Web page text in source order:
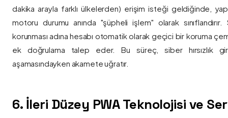
dakika arayla farklı ülkelerden) erişim isteği geldiğinde,
motoru durumu anında "şüpheli işlem" olarak sınıflandırır.
korunması adına hesabı otomatik olarak geçici bir koruma
ek doğrulama talep eder. Bu süreç, siber hırsızlık
aşamasındayken akamete uğratır.
6. İleri Düzey PWA Teknolojisi ve